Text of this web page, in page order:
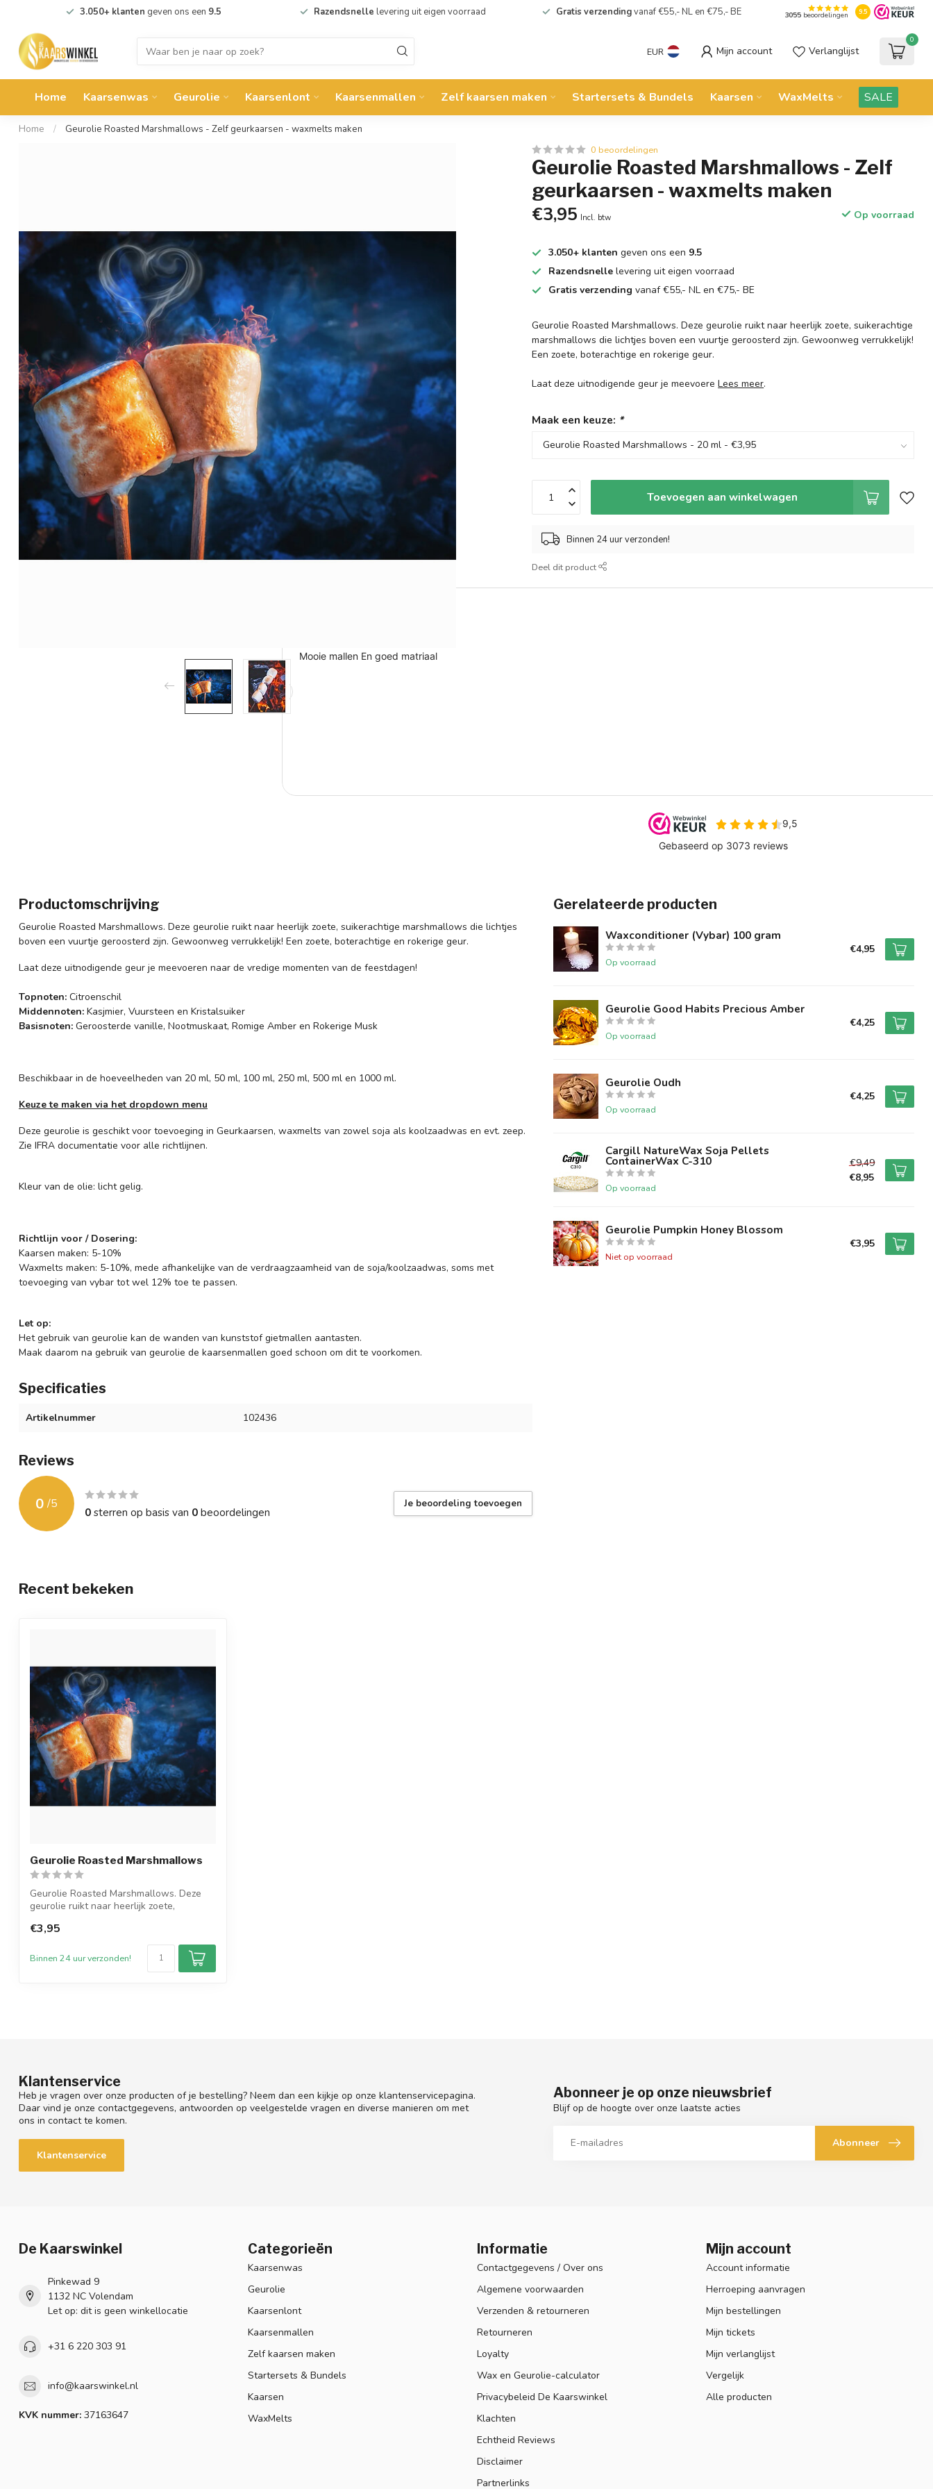
3.050+ klanten geven ons een 9.5 Razendsnelle levering uit eigen voorraad Gratis verzendingvanaf €55,- NL en €75,- BE 3055beoordelingen 9.5
EUR Mijn account Verlanglijst
0
Home Kaarsenwas Geurolie Kaarsenlont Kaarsenmallen Zelf kaarsen maken Startersets & Bundels Kaarsen WaxMelts SALE
Home / Geurolie Roasted Marshmallows - Zelf geurkaarsen - waxmelts maken
0 beoordelingen
Geurolie Roasted Marshmallows - Zelf
geurkaarsen - waxmelts maken
€3,95 Incl. btw Op voorraad
3.050+ klanten geven ons een 9.5
Razendsnelle levering uit eigen voorraad
Gratis verzending vanaf €55,- NL en €75,- BE
Geurolie Roasted Marshmallows. Deze geurolie ruikt naar heerlijk zoete, suikerachtige
marshmallows die lichtjes boven een vuurtje geroosterd zijn. Gewoonweg verrukkelijk!
Een zoete, boterachtige en rokerige geur.
Laat deze uitnodigende geur je meevoereLees meer.
Maak een keuze: *
Toevoegen aan winkelwagen
Binnen 24 uur verzonden!
Deel dit product
Productomschrijving
Geurolie Roasted Marshmallows. Deze geurolie ruikt naar heerlijk zoete, suikerachtige marshmallows die lichtjes
boven een vuurtje geroosterd zijn. Gewoonweg verrukkelijk! Een zoete, boterachtige en rokerige geur.
Laat deze uitnodigende geur je meevoeren naar de vredige momenten van de feestdagen!
Topnoten: Citroenschil
Middennoten: Kasjmier, Vuursteen en Kristalsuiker
Basisnoten: Geroosterde vanille, Nootmuskaat, Romige Amber en Rokerige Musk
Beschikbaar in de hoeveelheden van 20 ml, 50 ml, 100 ml, 250 ml, 500 ml en 1000 ml.
Keuze te maken via het dropdown menu
Deze geurolie is geschikt voor toevoeging in Geurkaarsen, waxmelts van zowel soja als koolzaadwas en evt. zeep.
Zie IFRA documentatie voor alle richtlijnen.
Kleur van de olie: licht gelig.
Richtlijn voor / Dosering:
Kaarsen maken: 5-10%
Waxmelts maken: 5-10%, mede afhankelijke van de verdraagzaamheid van de soja/koolzaadwas, soms met
toevoeging van vybar tot wel 12% toe te passen.
Let op:
Het gebruik van geurolie kan de wanden van kunststof gietmallen aantasten.
Maak daarom na gebruik van geurolie de kaarsenmallen goed schoon om dit te voorkomen.
Specificaties
Artikelnummer 102436
Reviews
0 /5
0sterren op basis van 0beoordelingen
Je beoordeling toevoegen
Gerelateerde producten
Waxconditioner (Vybar) 100 gram
Op voorraad
€4,95
Geurolie Good Habits Precious Amber
Op voorraad
€4,25
Geurolie Oudh
Op voorraad
€4,25
Cargill NatureWax Soja Pellets
ContainerWax C-310
Op voorraad
€9,49
€8,95
Geurolie Pumpkin Honey Blossom
Niet op voorraad
€3,95
Recent bekeken
Geurolie Roasted Marshmallows
Geurolie Roasted Marshmallows. Deze
geurolie ruikt naar heerlijk zoete,
€3,95
Binnen 24 uur verzonden!
Klantenservice
Heb je vragen over onze producten of je bestelling? Neem dan een kijkje op onze klantenservicepagina.
Daar vind je onze contactgegevens, antwoorden op veelgestelde vragen en diverse manieren om met
ons in contact te komen.
Klantenservice
Abonneer je op onze nieuwsbrief
Blijf op de hoogte over onze laatste acties
Abonneer
De Kaarswinkel
Pinkewad 9
1132 NC Volendam
Let op: dit is geen winkellocatie
+31 6 220 303 91
info@kaarswinkel.nl
KVK nummer: 37163647
Categorieën
Kaarsenwas
Geurolie
Kaarsenlont
Kaarsenmallen
Zelf kaarsen maken
Startersets & Bundels
Kaarsen
WaxMelts
Informatie
Contactgegevens / Over ons
Algemene voorwaarden
Verzenden & retourneren
Retourneren
Loyalty
Wax en Geurolie-calculator
Privacybeleid De Kaarswinkel
Klachten
Echtheid Reviews
Disclaimer
Partnerlinks
Mijn account
Account informatie
Herroeping aanvragen
Mijn bestellingen
Mijn tickets
Mijn verlanglijst
Vergelijk
Alle producten